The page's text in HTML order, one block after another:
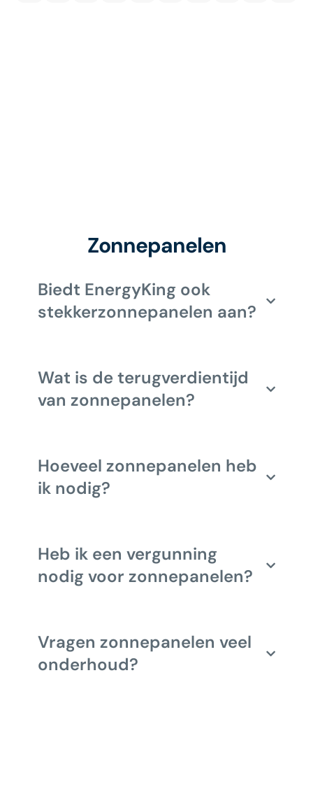
Zonnepanelen
Biedt EnergyKing ook
stekkerzonnepanelen aan?
Wat is de terugverdientijd
van zonnepanelen?
Hoeveel zonnepanelen heb
ik nodig?
Heb ik een vergunning
nodig voor zonnepanelen?
Vragen zonnepanelen veel
onderhoud?